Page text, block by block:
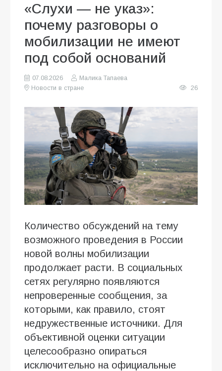
«Слухи — не указ»:
почему разговоры о
мобилизации не имеют
под собой оснований
07.08.2026
Малика Тапаева
Новости в стране
26
Количество обсуждений на тему
возможного проведения в России
новой волны мобилизации
продолжает расти. В социальных
сетях регулярно появляются
непроверенные сообщения, за
которыми, как правило, стоят
недружественные источники. Для
объективной оценки ситуации
целесообразно опираться
исключительно на официальные